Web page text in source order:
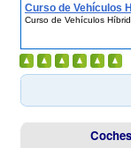
Curso de Vehículos
Eléctricos
Curso de Vehículos